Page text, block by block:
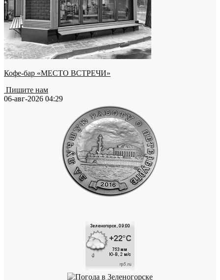
Кофе-бар «МЕСТО ВСТРЕЧИ»
Пишите нам
06-авг-2026 04:29